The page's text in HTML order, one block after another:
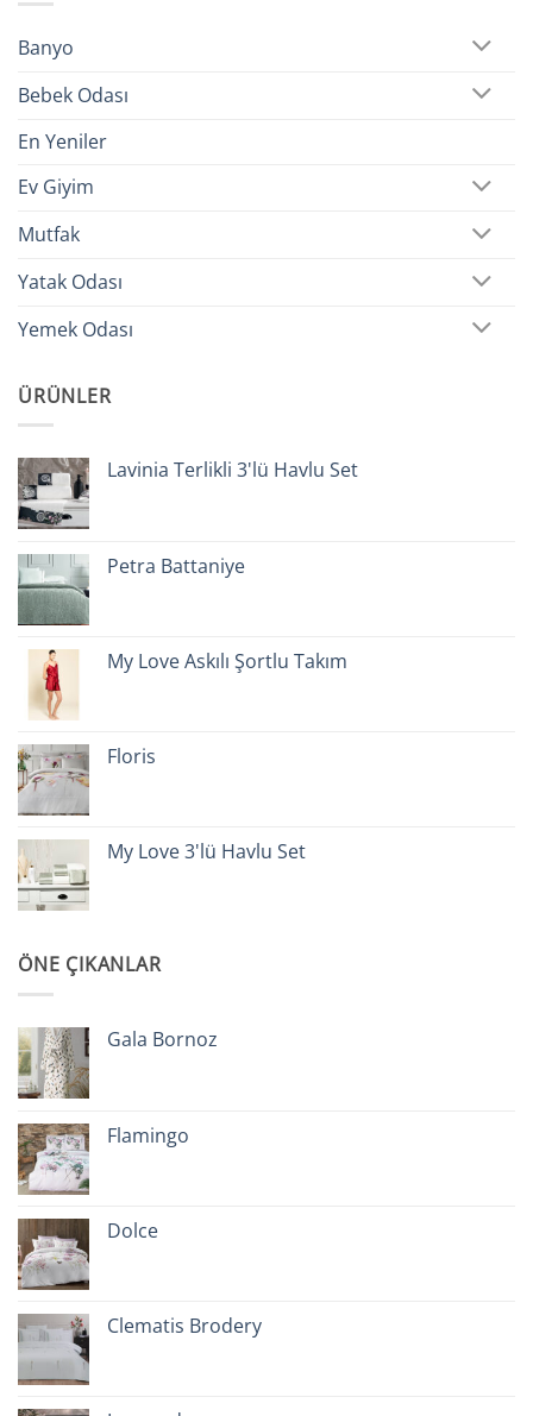
Banyo
Bebek Odası
En Yeniler
Ev Giyim
Mutfak
Yatak Odası
Yemek Odası
ÜRÜNLER
Lavinia Terlikli 3'lü Havlu Set
Petra Battaniye
My Love Askılı Şortlu Takım
Floris
My Love 3'lü Havlu Set
ÖNE ÇIKANLAR
Gala Bornoz
Flamingo
Dolce
Clematis Brodery